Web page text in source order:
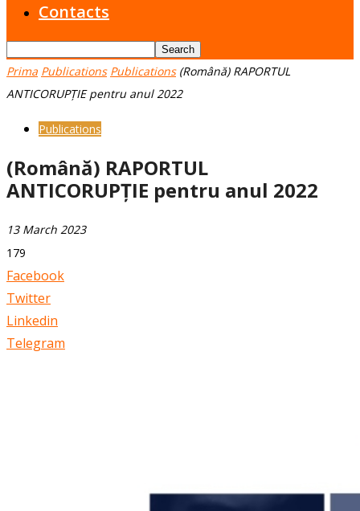
Contacts
Prima Publications Publications (Română) RAPORTUL
ANTICORUPȚIE pentru anul 2022
Publications
(Română) RAPORTUL
ANTICORUPȚIE pentru anul 2022
13 March 2023
179
Facebook
Twitter
Linkedin
Telegram